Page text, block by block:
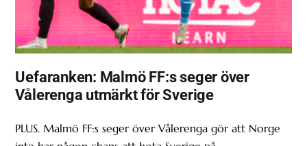
Uefaranken: Malmö FF:s seger över
Vålerenga utmärkt för Sverige
PLUS. Malmö FF:s seger över Vålerenga gör att Norge